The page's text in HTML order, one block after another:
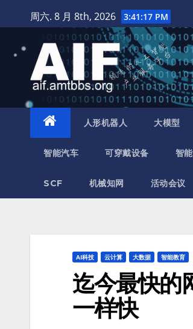
至
周六. 8 月 8th, 2026 3:41:18 PM
人形机器人 大模型
智能汽车 可穿戴设备 智
SCF 机械知网 活动会议
AI科技 云计算 大数据 智能教育
迄今最快的
一样快